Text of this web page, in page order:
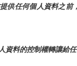
供任何個人資料之前
資料的控制權轉讓給